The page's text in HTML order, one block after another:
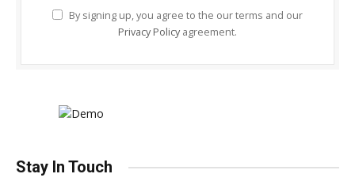
By signing up, you agree to the our terms and our
Privacy Policy agreement.
Stay In Touch